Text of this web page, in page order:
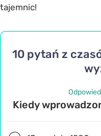
tajemnic!
10 pytań z
Kiedy